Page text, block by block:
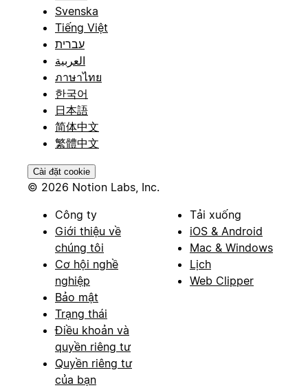
Svenska
Tiếng Việt
עברית
العربية
ภาษาไทย
한국어
日本語
简体中文
繁體中文
Cài đặt cookie
© 2026 Notion Labs, Inc.
Công ty
Giới thiệu về
chúng tôi
Cơ hội nghề
nghiệp
Bảo mật
Trạng thái
Điều khoản và
quyền riêng tư
Quyền riêng tư
của bạn
Tải xuống
iOS & Android
Mac & Windows
Lịch
Web Clipper